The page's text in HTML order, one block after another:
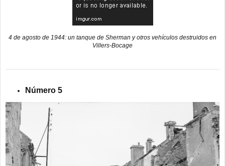
4 de agosto de 1944: un tanque de Sherman y otros vehículos destruidos en
Villers-Bocage
Número 5